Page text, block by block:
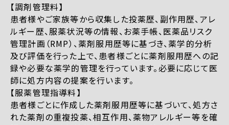
【調剤管理料】
患者様やご家族等から収集した投薬歴、副作用歴、アレ
ルギー歴、服薬状況等の情報、お薬手帳、医薬品リスク
管理計画（RMP）、薬剤服用歴等に基づき、薬学的分析
及び評価を行った上で、患者様ごとに薬剤服用歴への記
録や必要な薬学的管理を行っています。必要に応じて医
師に処方内容の提案を行います。
【服薬管理指導料】
患者様ごとに作成した薬剤服用歴等に基づいて、処方さ
れた薬剤の重複投薬、相互作用、薬物アレルギー等を確